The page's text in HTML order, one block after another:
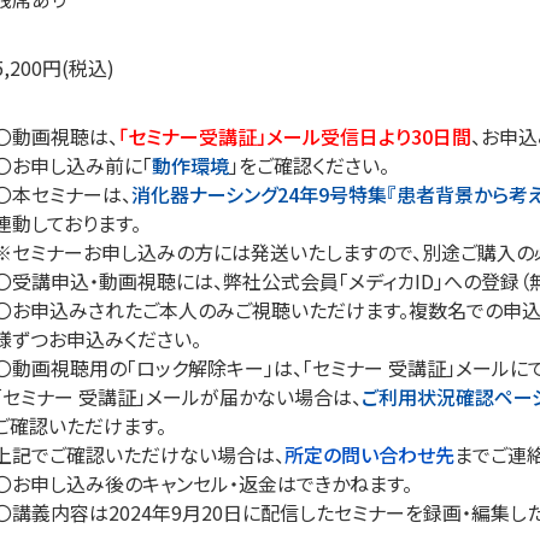
円(税込)
動画視聴は、「セミナー受講証」メール受信日より30日間、お申
お申し込み前に「動作環境」をご確認ください。
本セミナーは、消化器ナーシング24年9号特集『患者背景から考
動しております。
ミナーお申し込みの方には発送いたしますので、別途ご購入の
受講申込・動画視聴には、弊社公式会員「メディカID」への登録（
お申込みされたご本人のみご視聴いただけます。複数名での申
ずつお申込みください。
動画視聴用の「ロック解除キー」は、「セミナー 受講証」メールに
セミナー 受講証」メールが届かない場合は、ご利用状況確認ペ
確認いただけます。
記でご確認いただけない場合は、所定の問い合わせ先までご連
お申し込み後のキャンセル・返金はできかねます。
講義内容は2024年9月20日に配信したセミナーを録画・編集し